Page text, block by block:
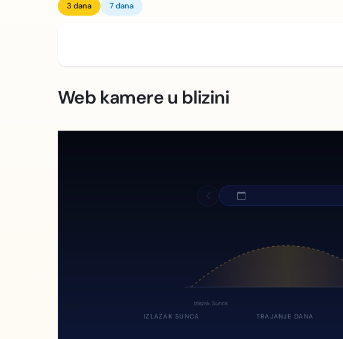
3 dana 7 dana
Web kamere u blizini
Izlazak Sunca
IZLAZAK SUNCA TRAJANJE DANA